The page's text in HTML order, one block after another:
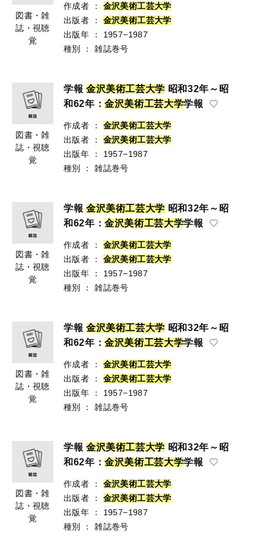
図書・雑
誌・視聴
覚
作成者 ： 金沢美術工芸大学
出版者
： 金沢美術工芸大学
出版年
：
1957−1987
種別
： 雑誌巻号
図書・雑
誌・視聴
覚
学報 金沢美術工芸大学 昭和32年～昭
和62年：金沢美術工芸大学学報
作成者 ： 金沢美術工芸大学
出版者
： 金沢美術工芸大学
出版年
：
1957−1987
種別
： 雑誌巻号
図書・雑
誌・視聴
覚
学報 金沢美術工芸大学 昭和32年～昭
和62年：金沢美術工芸大学学報
作成者 ： 金沢美術工芸大学
出版者
： 金沢美術工芸大学
出版年
：
1957−1987
種別
： 雑誌巻号
図書・雑
誌・視聴
覚
学報 金沢美術工芸大学 昭和32年～昭
和62年：金沢美術工芸大学学報
作成者 ： 金沢美術工芸大学
出版者
： 金沢美術工芸大学
出版年
：
1957−1987
種別
： 雑誌巻号
図書・雑
誌・視聴
覚
学報 金沢美術工芸大学 昭和32年～昭
和62年：金沢美術工芸大学学報
作成者 ： 金沢美術工芸大学
出版者
： 金沢美術工芸大学
出版年
：
1957−1987
種別
： 雑誌巻号